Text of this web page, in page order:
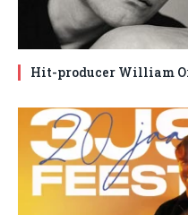
Hit-producer William